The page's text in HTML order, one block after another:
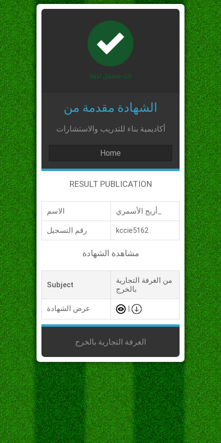
الشهادة مقدمة من
أكاديمية بناء للتدريب والاستشارات
Home
RESULT PUBLICATION
الاسم
رقم التسجيل kccie5162
مشاهدة الشهادة
Subject
من الغرفة التجارية
بالخرج
عرض الشهادة
الغرفة التجارية بالخرج